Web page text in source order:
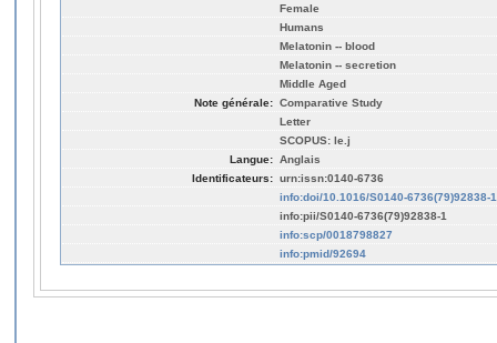
Female
Humans
Melatonin -- blood
Melatonin -- secretion
Middle Aged
Note générale: Comparative Study
Letter
SCOPUS: le.j
Langue: Anglais
Identificateurs: urn:issn:0140-6736
info:doi/10.1016/S0140-6736(79)92838-1
info:pii/S0140-6736(79)92838-1
info:scp/0018798827
info:pmid/92694